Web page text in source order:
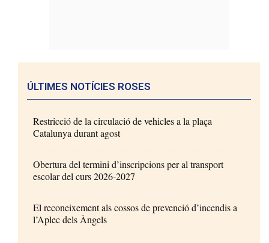
ÚLTIMES NOTÍCIES ROSES
Restricció de la circulació de vehicles a la plaça
Catalunya durant agost
Obertura del termini d’inscripcions per al transport
escolar del curs 2026-2027
El reconeixement als cossos de prevenció d’incendis a
l’Aplec dels Àngels